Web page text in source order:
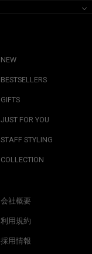
NEW
BESTSELLERS
GIFTS
JUST FOR YOU
STAFF STYLING
COLLECTION
会社概要
利用規約
採用情報